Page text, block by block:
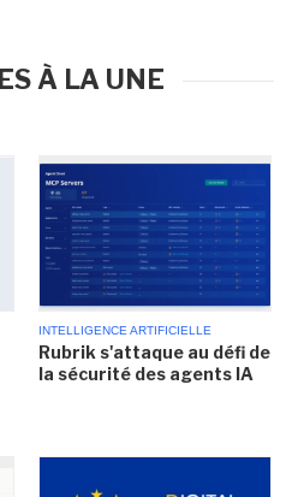
À LA UNE
INTELLIGENCE ARTIFICIELLE
Rubrik s'attaque au défi de
la sécurité des agents IA